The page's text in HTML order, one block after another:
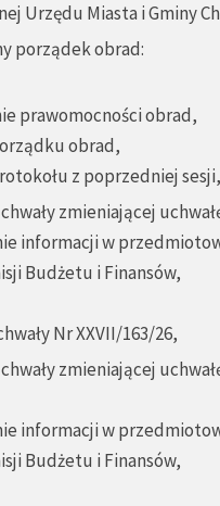
Urzędu Miasta i Gminy
porządek obrad:
prawomocności obrad,
obrad,
z poprzedniej sesji,
zmieniającej
informacji w
Budżetu i Finansów,
Nr XXVII/163/26,
zmieniającej
informacji w
Budżetu i Finansów,